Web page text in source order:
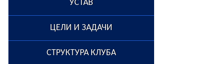
УСТАВ
ЦЕЛИ И ЗАДАЧИ
СТРУКТУРА КЛУБА